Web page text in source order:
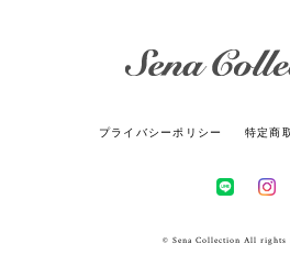
プライバシーポリシー 特定商
© Sena Collection All rights